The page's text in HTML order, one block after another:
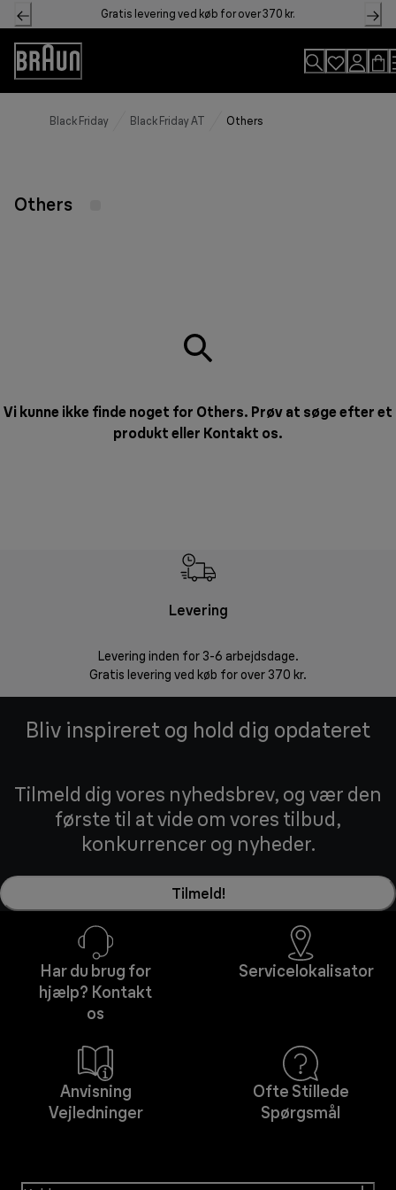
Skip
to
Content
Gratis levering ved køb for over 370 kr.
Accessibility
Statement
Black Friday Black Friday AT Others
Others
Vi kunne ikke finde noget for Others. Prøv at søge efter et
produkt eller Kontakt os.
Levering
Levering inden for 3-6 arbejdsdage.
Gratis levering ved køb for over 370 kr.
Bliv inspireret og hold dig opdateret
Tilmeld dig vores nyhedsbrev, og vær den
første til at vide om vores tilbud,
konkurrencer og nyheder.
Tilmeld!
Har du brug for
hjælp? Kontakt
os
Servicelokalisator
Anvisning
Vejledninger
Ofte Stillede
Spørgsmål